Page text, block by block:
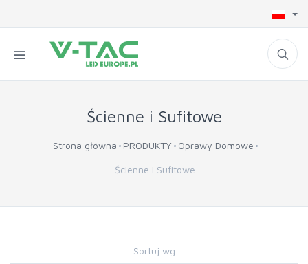
Ścienne i Sufitowe
Strona główna PRODUKTY Oprawy Domowe
Ścienne i Sufitowe
Sortuj wg